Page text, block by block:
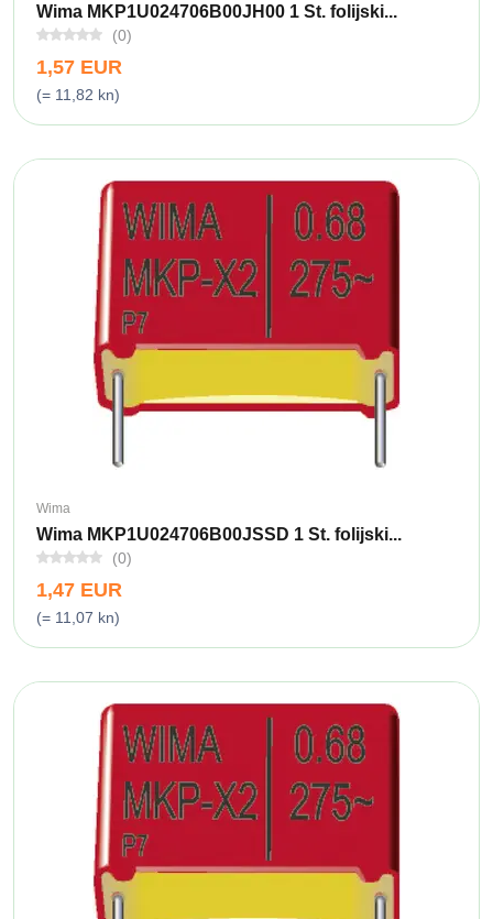
Wima MKP1U024706B00JH00 1 St. folijski...
(0)
1,57 EUR
(= 11,82 kn)
Wima
Wima MKP1U024706B00JSSD 1 St. folijski...
(0)
1,47 EUR
(= 11,07 kn)